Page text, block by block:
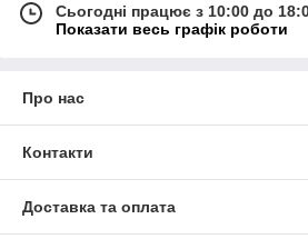
Сьогодні працює з 10:00 до
Показати весь графік роботи
Про нас
Контакти
Доставка та оплата